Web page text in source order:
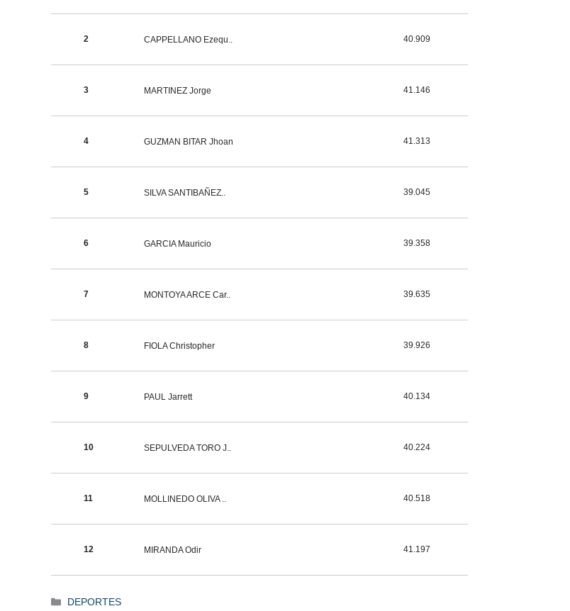
2 CAPPELLANO Ezequ.. 40.909
3 MARTINEZ Jorge 41.146
4 GUZMAN BITAR Jhoan 41.313
5 SILVA SANTIBAÑEZ.. 39.045
6 GARCIA Mauricio 39.358
7 MONTOYA ARCE Car.. 39.635
8 FIOLA Christopher 39.926
9 PAUL Jarrett 40.134
10 SEPULVEDA TORO J.. 40.224
11 MOLLINEDO OLIVA .. 40.518
12 MIRANDA Odir 41.197
Categorías
DEPORTES